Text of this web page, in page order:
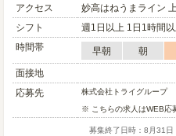
アクセス
妙高はねうまライン
シフト
週1日以上 1日1時間
時間帯
早朝 朝
面接地
応募先
株式会社トライグループ
※ こちらの求人はWEB応
募集終了日時：8月31日